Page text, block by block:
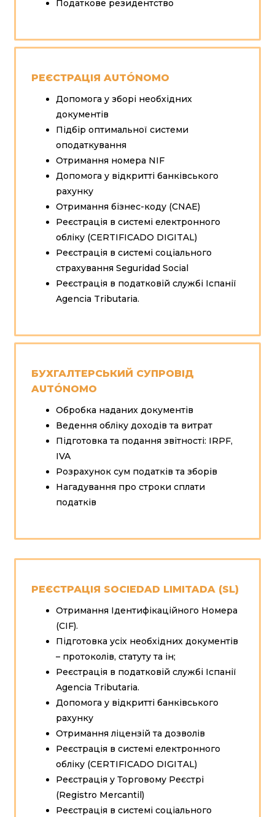
Податкове резидентство
РЕЄСТРАЦІЯ AUTÓNOMO
Допомога у зборі необхідних
документів
Підбір оптимальної системи
оподаткування
Отримання номера NIF
Допомога у відкритті банківського
рахунку
Отримання бізнес-коду (CNAE)
Реєстрація в системі електронного
обліку (CERTIFICADO DIGITAL)
Реєстрація в системі соціального
страхування Seguridad Social
Реєстрація в податковій службі Іспанії
Agencia Tributaria.
БУХГАЛТЕРСЬКИЙ СУПРОВІД
AUTÓNOMO
Обробка наданих документів
Ведення обліку доходів та витрат
Підготовка та подання звітності: IRPF,
IVA
Розрахунок сум податків та зборів
Нагадування про строки сплати
податків
РЕЄСТРАЦІЯ SOCIEDAD LIMITADA (SL)
Отримання Ідентифікаційного Номера
(CIF).
Підготовка усіх необхідних документів
– протоколів, статуту та ін;
Реєстрація в податковій службі Іспанії
Agencia Tributaria.
Допомога у відкритті банківського
рахунку
Отримання ліцензій та дозволів
Реєстрація в системі електронного
обліку (CERTIFICADO DIGITAL)
Реєстрація у Торговому Реєстрі
(Registro Mercantil)
Реєстрація в системі соціального